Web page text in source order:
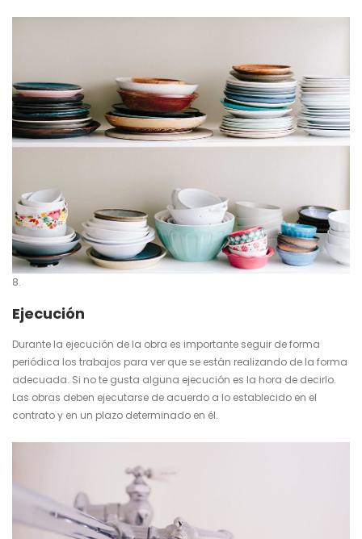
Ejecución
Durante la ejecución de la obra es importante seguir de forma
periódica los trabajos para ver que se están realizando de la forma
adecuada. Si no te gusta alguna ejecución es la hora de decirlo.
Las obras deben ejecutarse de acuerdo a lo establecido en el
contrato y en un plazo determinado en él.